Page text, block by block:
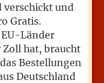
verschickt und
Gratis.
Länder
hat, braucht
Bestellungen
Deutschland